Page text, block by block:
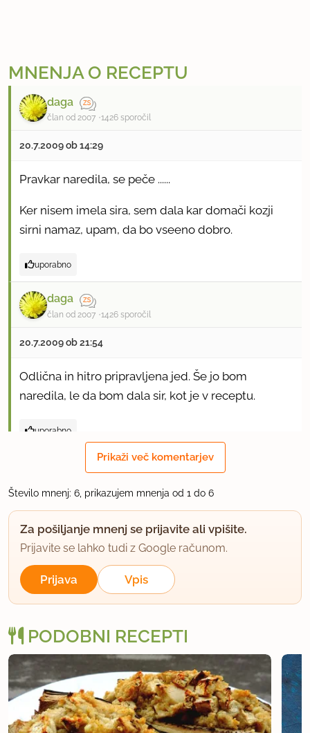
MNENJA O RECEPTU
daga
član od 2007 1426 sporočil
20.7.2009 ob 14:29
Pravkar naredila, se peče ......
Ker nisem imela sira, sem dala kar domači kozji
sirni namaz, upam, da bo vseeno dobro.
uporabno
daga
član od 2007 1426 sporočil
20.7.2009 ob 21:54
Odlična in hitro pripravljena jed. Še jo bom
naredila, le da bom dala sir, kot je v receptu.
uporabno
Pravkar smo pojedli. Bilo je zelo zelo dobro in še
Edino, kar sem spremenila je, da sem pred "filo"
jo imela za porabiti).
uporabno
Liiu
član od 2010 363 sporočil
Prikaži več komentarjev
Število mnenj: 6, prikazujem mnenja od 1 do 6
Za pošiljanje mnenj se prijavite ali vpišite.
Prijavite se lahko tudi z Google računom.
Prijava Vpis
PODOBNI RECEPTI